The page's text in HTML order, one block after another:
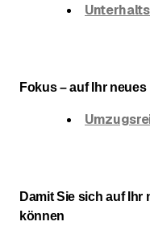
Fokus – auf Ihr neues
Damit Sie sich auf
können